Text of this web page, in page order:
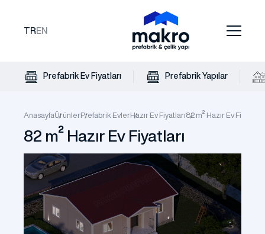
TR EN
Prefabrik Ev Fiyatları Prefabrik Yapılar
AnasayfaÜrünlerPrefabrik EvlerHazır Ev Fiyatları82 m² Hazır Ev Fiyatları
82 m² Hazır Ev Fiyatları